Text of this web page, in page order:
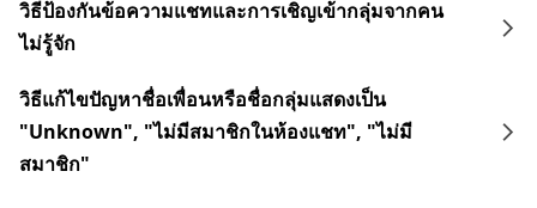
วิธีป้องกันข้อความแชทและการเชิญเข้ากลุ่มจากคน
ไม่รู้จัก
วิธีแก้ไขปัญหาชื่อเพื่อนหรือชื่อกลุ่มแสดงเป็น
"Unknown", "ไม่มีสมาชิกในห้องแชท", "ไม่มี
สมาชิก"